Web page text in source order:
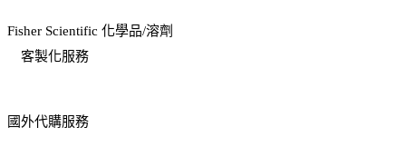
Fisher Scientific 化學品/溶劑
客製化服務
國外代購服務